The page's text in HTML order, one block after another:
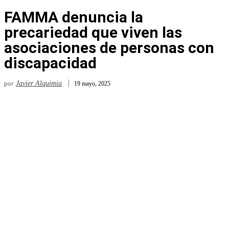
FAMMA denuncia la
precariedad que viven las
asociaciones de personas con
discapacidad
por Javier Alquimia 19 mayo, 2025